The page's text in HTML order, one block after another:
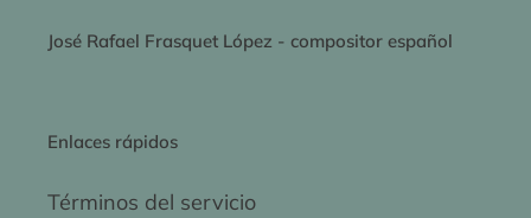
José Rafael Frasquet López - compositor español
Enlaces rápidos
Términos del servicio